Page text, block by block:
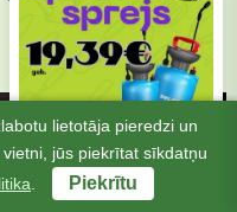
lietotāja pieredzi un
jūs piekrītat sīkdatņu
Piekrītu